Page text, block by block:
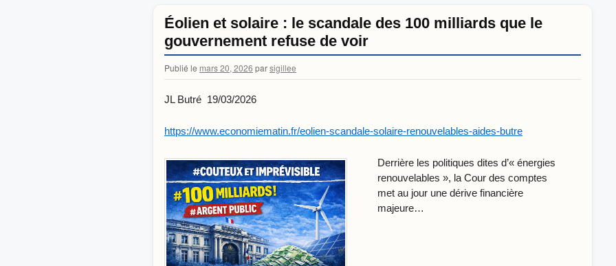
dindon
d’une
sinistre
farce
Éolien et solaire : le scandale des 100 milliards que le
gouvernement refuse de voir
Publié le mars 20, 2026 parsigillee
JL Butré 19/03/2026
https://www.economiematin.fr/eolien-scandale-solaire-renouvelables-aides-butre
Derrière les politiques dites d’« énergies
renouvelables », la Cour des comptes
met au jour une dérive financière
majeure…